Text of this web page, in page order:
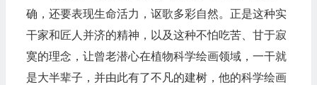
确，还要表现生命活力，讴歌多彩自然。正是这种实
干家和匠人并济的精神，以及这种不怕吃苦、甘于寂
寞的理念，让曾老潜心在植物科学绘画领域，一干就
是大半辈子，并由此有了不凡的建树，他的科学绘画